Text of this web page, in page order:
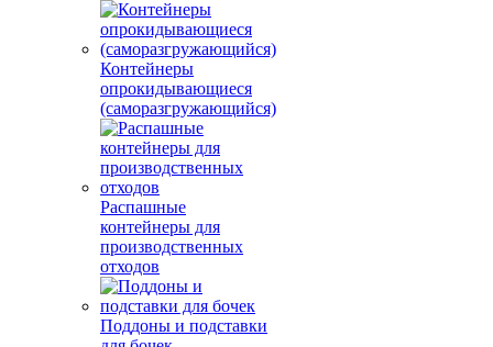
Контейнеры
опрокидывающиеся
(саморазгружающийся)
Распашные
контейнеры для
производственных
отходов
Поддоны и подставки